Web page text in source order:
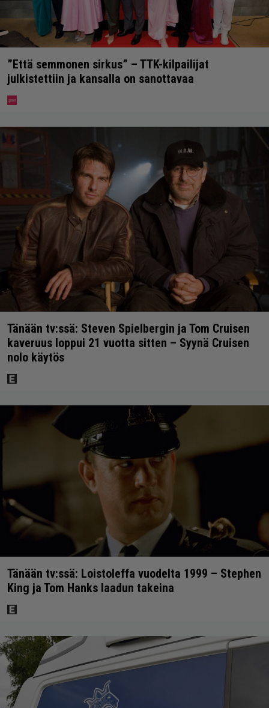
”Että semmonen sirkus” – TTK-kilpailijat
julkistettiin ja kansalla on sanottavaa
Tänään tv:ssä: Steven Spielbergin ja Tom Cruisen
kaveruus loppui 21 vuotta sitten – Syynä Cruisen
nolo käytös
Tänään tv:ssä: Loistoleffa vuodelta 1999 – Stephen
King ja Tom Hanks laadun takeina